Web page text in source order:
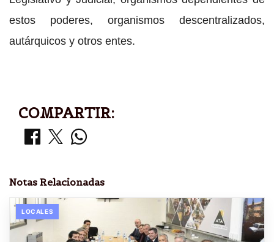
estos poderes, organismos descentralizados,
autárquicos y otros entes.
COMPARTIR:
Notas Relacionadas
LOCALES